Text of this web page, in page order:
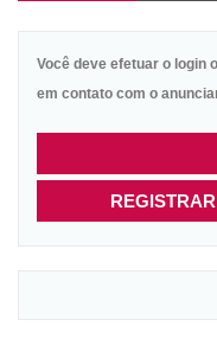
Você deve efetuar o login
em contato com o